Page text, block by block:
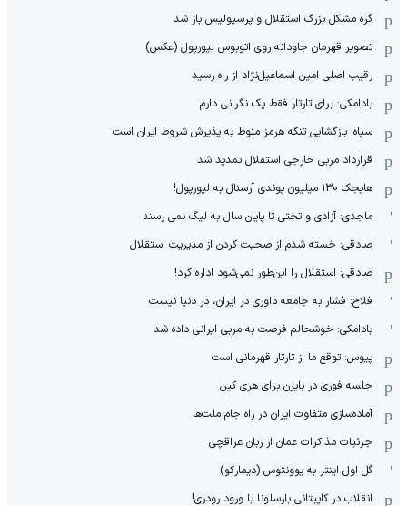
گره مشکل بزرگ استقلال و پرسپولیس باز شد
تصویر قهرمان جاودانه روی اتوبوس لیورپول (عکس)
رقیب اصلی امین اسماعیل‌نژاد از راه رسید
بادامکی: برای تارتار فقط یک نگرانی دارم
سپاه: بازگشایی تنگه هرمز منوط به پذیرش شروط ایران است
قرارداد مربی خارجی استقلال تمدید شد
هایجک 130 میلیون پوندی آرسنال به لیورپول!
ماجدی: آزادی و تختی تا پایان سال به لیگ نمی رسند
صادقی: خسته شدم از صحبت کردن از مدیریت استقلال
صادقی: استقلال را این‌طور نمی‌شود اداره کرد!
فلاح: فشار به جامعه داوری در ایران، در دنیا نیست
بادامکی: خوشحالم فرصت به مربی ایرانی داده شد
پیوس: توقع ما از تارتار قهرمانی است
جلسه فوری در بایرن برای هری کین
آماده‌سازی متفاوت ایران در راه جام ملت‌ها
جزئیات مذاکرات عمان از زبان عراقچی
گل اول اینتر به یوونتوس (دیمارکو)
انقلاب در کاپیتانی بارسلونا با ورود رودری!